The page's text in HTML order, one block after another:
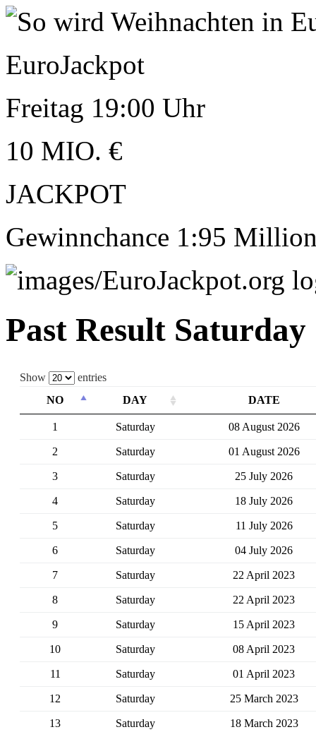
EuroJackpot
Freitag 19:00 Uhr
10 MIO. €
JACKPOT
Gewinnchance 1:95
Past Result Saturday
Show
entries
NO
DAY DATE
1 Saturday 08 August 2026
2 Saturday 01 August 2026
3 Saturday 25 July 2026
4 Saturday 18 July 2026
5 Saturday 11 July 2026
6 Saturday 04 July 2026
7 Saturday 22 April 2023
8 Saturday 22 April 2023
9 Saturday 15 April 2023
10 Saturday 08 April 2023
11 Saturday 01 April 2023
12 Saturday 25 March 2023
13 Saturday 18 March 2023